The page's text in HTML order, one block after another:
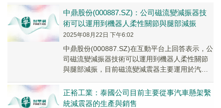
中鼎股份(000887.SZ)：公司磁流變減振器技
術可以運用到機器人柔性關節與腿部減振
2025年08月22日 下午6:02
中鼎股份(000887.SZ)在互動平台上回答表示，公
司磁流變減振器技術可以運用到機器人柔性關節
與腿部減振，目前磁流變減震器主要運用於汽
正裕工業：泰國公司目前主要從事汽車懸架繫
統減震器的生產與銷售